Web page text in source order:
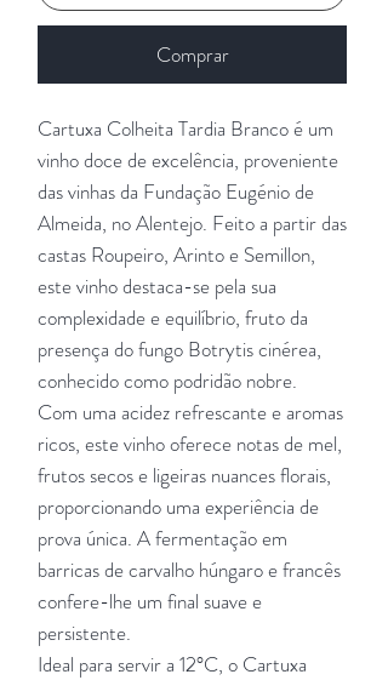
Comprar
Cartuxa Colheita Tardia Branco é um
vinho doce de excelência, proveniente
das vinhas da Fundação Eugénio de
Almeida, no Alentejo. Feito a partir das
castas Roupeiro, Arinto e Semillon,
este vinho destaca-se pela sua
complexidade e equilíbrio, fruto da
presença do fungo Botrytis cinérea,
conhecido como podridão nobre.
Com uma acidez refrescante e aromas
ricos, este vinho oferece notas de mel,
frutos secos e ligeiras nuances florais,
proporcionando uma experiência de
prova única. A fermentação em
barricas de carvalho húngaro e francês
confere-lhe um final suave e
persistente.
Ideal para servir a 12°C, o Cartuxa